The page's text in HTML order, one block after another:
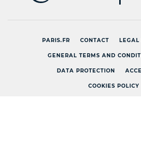
PARIS.FR CONTACT LEGAL
GENERAL TERMS AND
DATA PROTECTION
COOKIES POLICY